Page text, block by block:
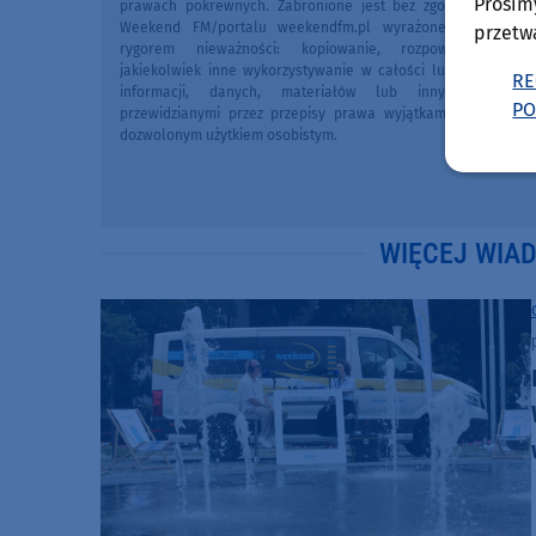
prawach pokrewnych. Zabronione jest bez zgody Redakcji
Weekend FM/portalu weekendfm.pl wyrażonej na
rygorem nieważności: kopiowanie,
jakiekolwiek inne wykorzystywanie w całości lub we
informacji, danych, materiałów lub innych treści
przewidzianymi przez przepisy prawa wyjątkami, w
dozwolonym użytkiem osobistym.
WIĘCEJ